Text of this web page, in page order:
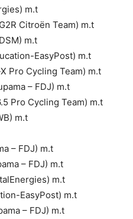
m.t
Citroën Team) m.t
m.t
EasyPost) m.t
Pro Cycling Team) m.t
– FDJ) m.t
Pro Cycling Team) m.t
m.t
– FDJ) m.t
– FDJ) m.t
m.t
EasyPost) m.t
– FDJ) m.t